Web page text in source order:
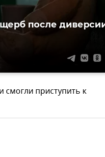
после
смогли приступить к